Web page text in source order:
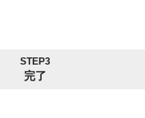
STEP3
完了